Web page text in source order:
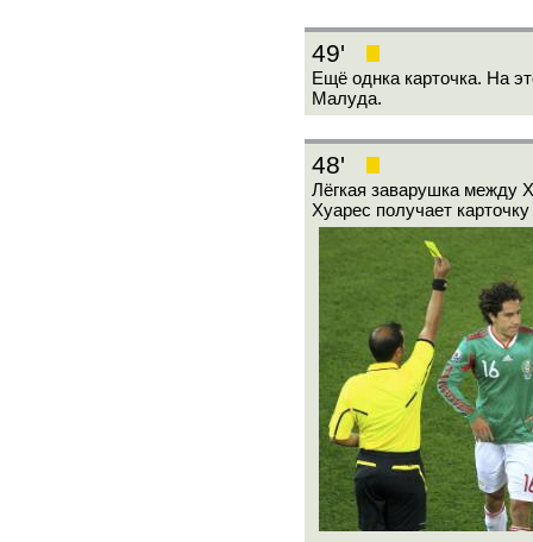
49'
Ещё однка карточка. На
Малуда.
48'
Лёгкая заварушка между
Хуарес получает